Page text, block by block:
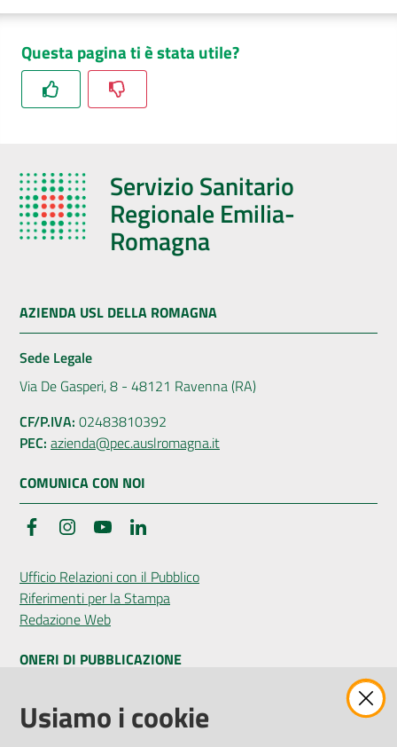
Questa pagina ti è stata utile?
Servizio Sanitario
Regionale Emilia-
Romagna
AZIENDA USL DELLA ROMAGNA
Sede Legale
Via De Gasperi, 8 - 48121 Ravenna (RA)
CF/P.IVA: 02483810392
PEC: azienda@pec.auslromagna.it
COMUNICA CON NOI
FacebookInstagramYouTube
Ufficio Relazioni con il Pubblico
Riferimenti per la Stampa
Redazione Web
ONERI DI PUBBLICAZIONE
Amministrazione Trasparente
Pubblicità legale
Usiamo i cookie